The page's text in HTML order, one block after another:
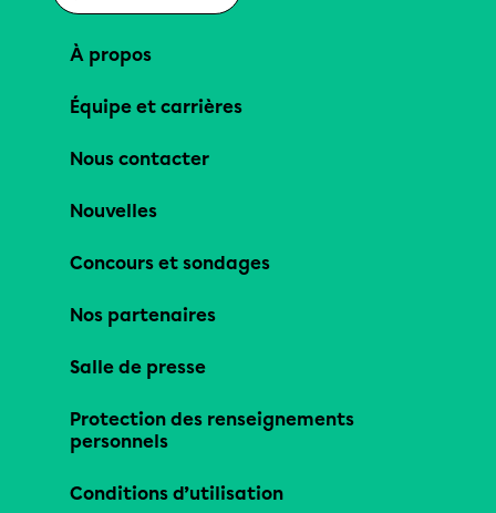
À propos
Équipe et carrières
Nous contacter
Nouvelles
Concours et sondages
Nos partenaires
Salle de presse
Protection des renseignements
personnels
Conditions d’utilisation